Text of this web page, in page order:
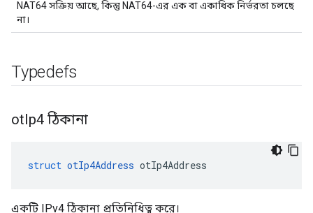
NAT64 সক্রিয় আছে, কিন্তু NAT64-এর এক বা একাধিক নির্ভরতা চলছে
না।
Typedefs
otIp4 ঠিকানা
struct otIp4Address otIp4Address
একটি IPv4 ঠিকানা প্রতিনিধিত্ব করে।